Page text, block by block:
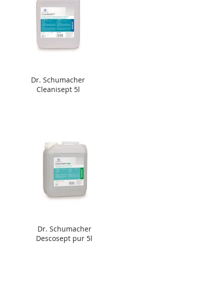
Dr. Schumacher
Cleanisept 5l
Dr. Schumacher
Descosept pur 5l